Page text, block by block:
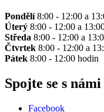
Pondělí8:00 - 12:00 a
Úterý 8:00 - 12:00 a
Středa 8:00 - 12:00 a
Čtvrtek 8:00 - 12:00 a
Pátek 8:00 - 12:00 hodin
Spojte se s námi
Facebook